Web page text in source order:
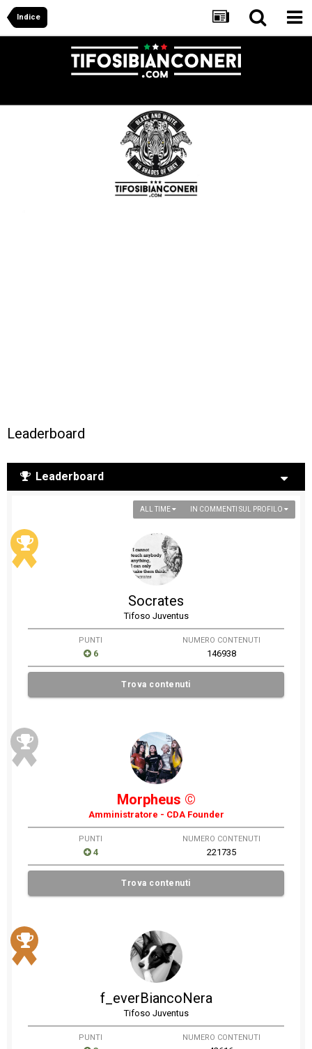
Indice
Leaderboard
Leaderboard
IN COMMENTI SUL PROFILO
ALL TIME
Socrates
Tifoso Juventus
PUNTI
6
NUMERO CONTENUTI
146938
Trova contenuti
Morpheus ©
Amministratore - CDA Founder
PUNTI
4
NUMERO CONTENUTI
221735
Trova contenuti
f_everBiancoNera
Tifoso Juventus
PUNTI NUMERO CONTENUTI